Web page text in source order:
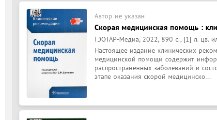
Автор не указан
Скорая медицинская помощь :
ГЭОТАР-Медиа, 2022, 890 с., [1] л. цв.
Настоящее издание клинических
медицинской помощи содержит
распространенных заболеваний и
этапе оказания скорой медицинско...